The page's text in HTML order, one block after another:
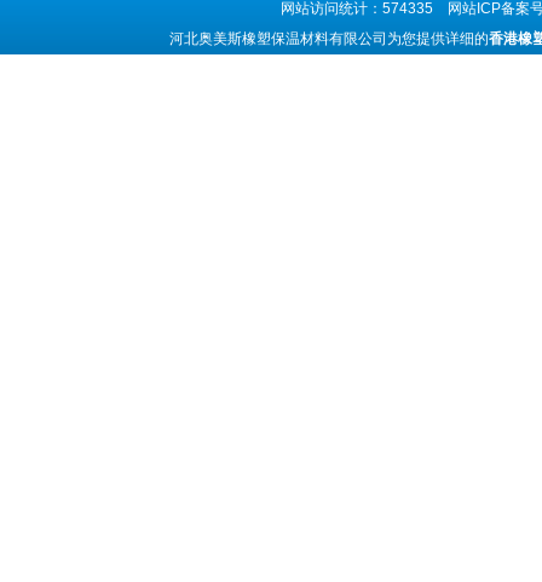
网站访问统计：574335 网站ICP备案
河北奥美斯橡塑保温材料有限公司为您提供详细的香港橡